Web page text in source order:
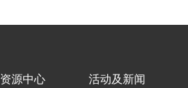
资源中心 活动及新闻